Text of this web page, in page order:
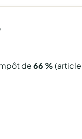
de66 %(article